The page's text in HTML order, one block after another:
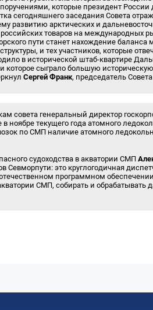
которые президент
сегодняшнего заседания Совета
развитию арктических и
товаров на международных
пути станет нахождение
и тех участников, которые
в исторической штаб-квартире
и которое сыграло большую
Сергей Франк, председатель
совета генеральный директор
ноябре текущего года атомного
по СМП наличие атомного
судоходства в акватории СМП
это круглогодичная
программном
СМП, собирать и обрабатывать